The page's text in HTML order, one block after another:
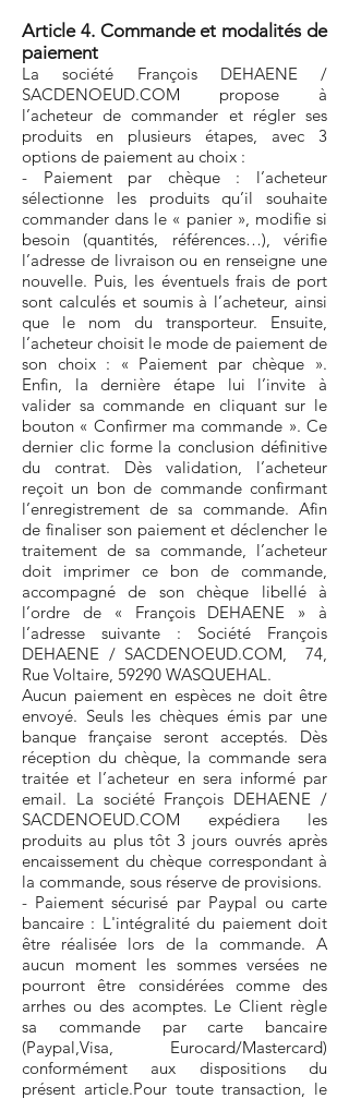
Article 4. Commande et modalités de
paiement
La société François DEHAENE /
SACDENOEUD.COM propose à
l’acheteur de commander et régler ses
produits en plusieurs étapes, avec 3
options de paiement au choix :
- Paiement par chèque : l’acheteur
sélectionne les produits qu’il souhaite
commander dans le « panier », modifie si
besoin (quantités, références…), vérifie
l’adresse de livraison ou en renseigne une
nouvelle. Puis, les éventuels frais de port
sont calculés et soumis à l’acheteur, ainsi
que le nom du transporteur. Ensuite,
l’acheteur choisit le mode de paiement de
son choix : « Paiement par chèque ».
Enfin, la dernière étape lui l’invite à
valider sa commande en cliquant sur le
bouton « Confirmer ma commande ». Ce
dernier clic forme la conclusion définitive
du contrat. Dès validation, l’acheteur
reçoit un bon de commande confirmant
l’enregistrement de sa commande. Afin
de finaliser son paiement et déclencher le
traitement de sa commande, l’acheteur
doit imprimer ce bon de commande,
accompagné de son chèque libellé à
l’ordre de « François DEHAENE » à
l’adresse suivante : Société François
DEHAENE / SACDENOEUD.COM, 74,
Rue Voltaire, 59290 WASQUEHAL.
Aucun paiement en espèces ne doit être
envoyé. Seuls les chèques émis par une
banque française seront acceptés. Dès
réception du chèque, la commande sera
traitée et l’acheteur en sera informé par
email. La société François DEHAENE /
SACDENOEUD.COM expédiera les
produits au plus tôt 3 jours ouvrés après
encaissement du chèque correspondant à
la commande, sous réserve de provisions.
- Paiement sécurisé par Paypal ou carte
bancaire : L'intégralité du paiement doit
être réalisée lors de la commande. A
aucun moment les sommes versées ne
pourront être considérées comme des
arrhes ou des acomptes. Le Client règle
sa commande par carte bancaire
(Paypal,Visa, Eurocard/Mastercard)
conformément aux dispositions du
présent article.Pour toute transaction, le